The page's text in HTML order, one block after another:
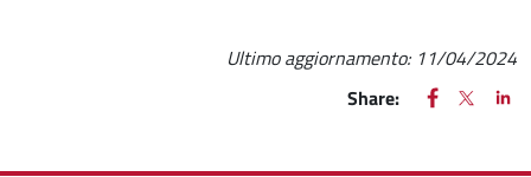
Ultimo aggiornamento: 11/04/2024
Share:
FACEBOOK
(apre una
X
(apre